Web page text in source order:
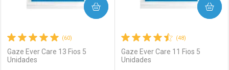
(60)
Gaze Ever Care 13 Fios 5
Unidades
COMPRAR
(48)
Gaze Ever Care 11 Fios 5
Unidades
COMPRAR